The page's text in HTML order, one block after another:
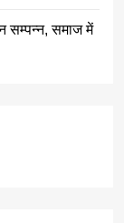
सम्पन्न, समाज में